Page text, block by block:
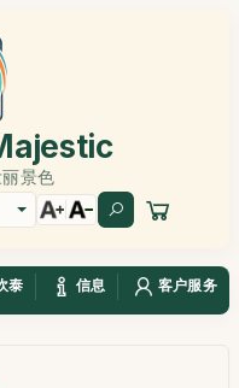
景色
泰 信息 客户服务